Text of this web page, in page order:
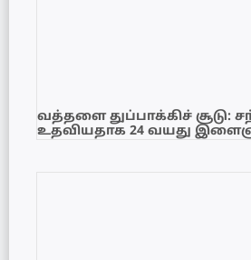
வத்தளை துப்பாக்கிச் சூடு:
உதவியதாக 24 வயது